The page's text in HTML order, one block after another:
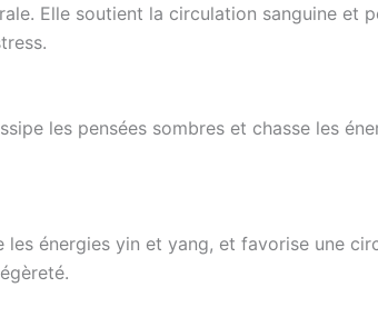
Elle soutient la circulation sanguine et
les pensées sombres et chasse les
énergies yin et yang, et favorise une